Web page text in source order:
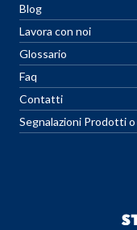
Blog
Lavora con noi
Glossario
Faq
Contatti
Segnalazioni Prodotti